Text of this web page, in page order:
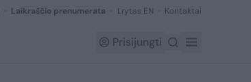
Laikraščio prenumerata Lrytas EN Kontaktai
Prisijungti